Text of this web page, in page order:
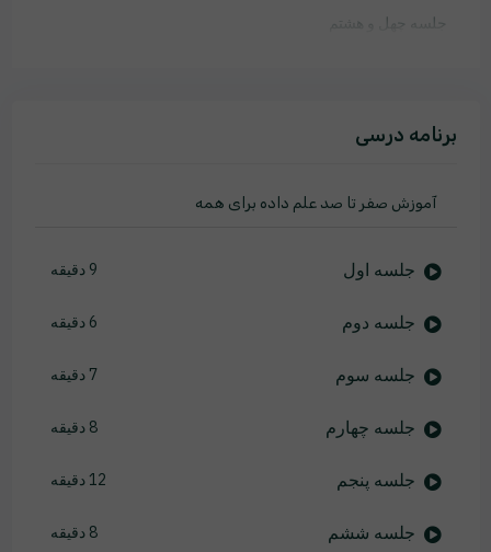
جلسه چهل و هشتم
برنامه درسی
آموزش صفر تا صد علم داده برای همه
جلسه اول 9 دقیقه
جلسه دوم 6 دقیقه
جلسه سوم 7 دقیقه
جلسه چهارم 8 دقیقه
جلسه پنجم 12 دقیقه
جلسه ششم 8 دقیقه